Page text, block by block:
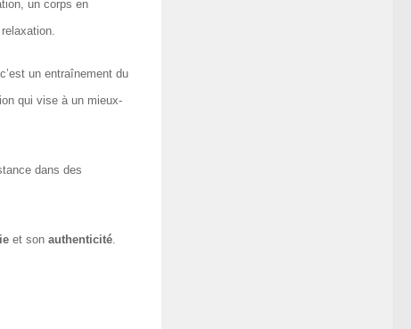
un corps en
un entraînement du
qui vise à un mieux-
dans des
et son authenticité